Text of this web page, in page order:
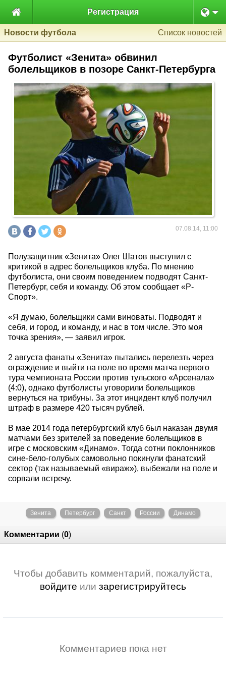
 Регистрация
Новости футбола Список новостей
Футболист «Зенита» обвинил
болельщиков в позоре Санкт-Петербурга
07.08.14, 11:00
Полузащитник «Зенита» Олег Шатов выступил с
критикой в адрес болельщиков клуба. По мнению
футболиста, они своим поведением подводят Санкт-
Петербург, себя и команду. Об этом сообщает «Р-
Спорт».
«Я думаю, болельщики сами виноваты. Подводят и
себя, и город, и команду, и нас в том числе. Это моя
точка зрения», — заявил игрок.
2 августа фанаты «Зенита» пытались перелезть через
ограждение и выйти на поле во время матча первого
тура чемпионата России против тульского «Арсенала»
(4:0), однако футболисты уговорили болельщиков
вернуться на трибуны. За этот инцидент клуб получил
штраф в размере 420 тысяч рублей.
В мае 2014 года петербургский клуб был наказан двумя
матчами без зрителей за поведение болельщиков в
игре с московским «Динамо». Тогда сотни поклонников
сине-бело-голубых самовольно покинули фанатский
сектор (так называемый «вираж»), выбежали на поле и
сорвали встречу.
Зенита Петербург Санкт России Динамо
Комментарии (0)
Чтобы добавить комментарий, пожалуйста,
войдите или зарегистрируйтесь
Комментариев пока нет